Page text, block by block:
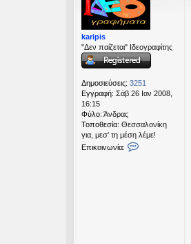
karipis
"Δεν παίζεται" Ιδεογραφίτης
Δημοσιεύσεις: 3251
Εγγραφή: Σάβ 26 Ιαν 2008,
16:15
Φύλο: Άνδρας
Τοποθεσία: Θεσσαλονίκη
για, μεσ' τη μέση λέμε!
Επικοινωνία: